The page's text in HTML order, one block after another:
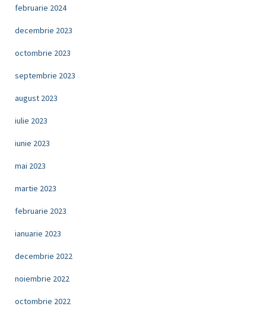
februarie 2024
decembrie 2023
octombrie 2023
septembrie 2023
august 2023
iulie 2023
iunie 2023
mai 2023
martie 2023
februarie 2023
ianuarie 2023
decembrie 2022
noiembrie 2022
octombrie 2022